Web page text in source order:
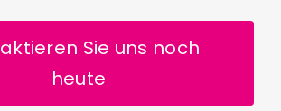
Sie uns noch
heute